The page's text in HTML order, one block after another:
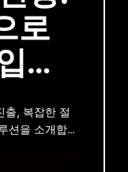
로
점
출, 복잡한 절
션을 소개합니